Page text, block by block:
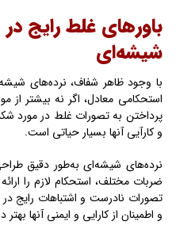
باورهای غلط رایج
شیشه‌ای
با وجود ظاهر شفاف، نرده‌های
استحکامی معادل، اگر نه بیشتر از
پرداختن‌ به تصورات غلط در مورد
و کارآیی آنها بسیار حیاتی است.
نرده‌های شیشه‌ای به‌طور دقیق
ضربات مختلف، استحکام لازم را
تصورات نادرست و اشتباهات رایج
و اطمینان از کارایی و ایمنی آنها